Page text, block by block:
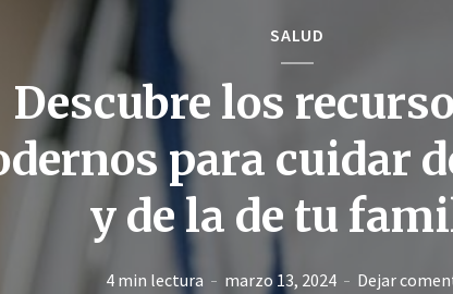
SALUD
Descubre los
para cuidar
y de la de tu
4 min lectura marzo 13, 2024 Dejar